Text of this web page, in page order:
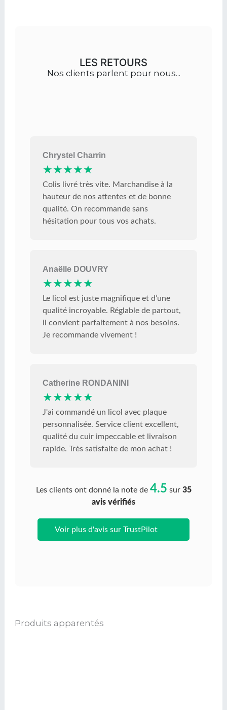
LES RETOURS
Nos clients parlent pour nous...
Chrystel Charrin
★★★★★
Colis livré très vite. Marchandise à la
hauteur de nos attentes et de bonne
qualité. On recommande sans
hésitation pour tous vos achats.
Anaëlle DOUVRY
★★★★★
Le licol est juste magnifique et d’une
qualité incroyable. Réglable de partout,
il convient parfaitement à nos besoins.
Je recommande vivement !
Catherine RONDANINI
★★★★★
J'ai commandé un licol avec plaque
personnalisée. Service client excellent,
qualité du cuir impeccable et livraison
rapide. Très satisfaite de mon achat !
Les clients ont donné la note de 4.5 sur 35
avis vérifiés
Voir plus d'avis sur TrustPilot
Produits apparentés